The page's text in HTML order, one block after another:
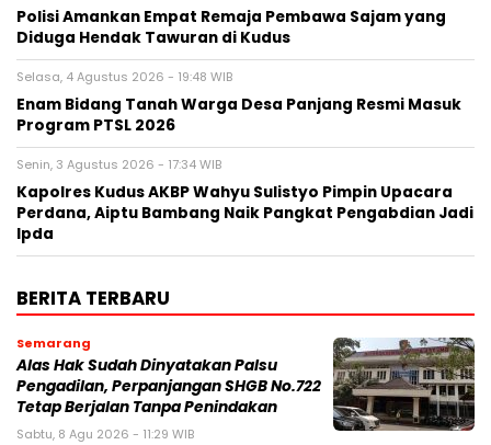
Polisi Amankan Empat Remaja Pembawa Sajam yang
Diduga Hendak Tawuran di Kudus
Selasa, 4 Agustus 2026 - 19:48 WIB
Enam Bidang Tanah Warga Desa Panjang Resmi Masuk
Program PTSL 2026
Senin, 3 Agustus 2026 - 17:34 WIB
Kapolres Kudus AKBP Wahyu Sulistyo Pimpin Upacara
Perdana, Aiptu Bambang Naik Pangkat Pengabdian Jadi
Ipda
BERITA TERBARU
Semarang
Alas Hak Sudah Dinyatakan Palsu
Pengadilan, Perpanjangan SHGB No.722
Tetap Berjalan Tanpa Penindakan
Sabtu, 8 Agu 2026 - 11:29 WIB